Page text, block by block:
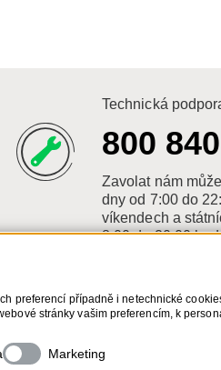
preferencí případně i netechnické
stránky vašim preferencím, k
Marketing
Technická
800
Zavolat nám
dny od 7:00 do
víkendech a
8:00 do 20:00